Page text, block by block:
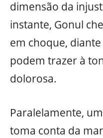
dimensão da
instante, Gonul
em choque,
podem trazer à
dolorosa.
Paralelamente,
toma conta da